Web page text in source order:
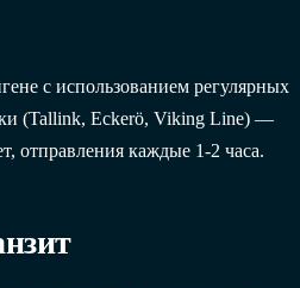
с использованием регулярных
(Tallink, Eckerö, Viking Line) —
отправления каждые 1-2 часа.